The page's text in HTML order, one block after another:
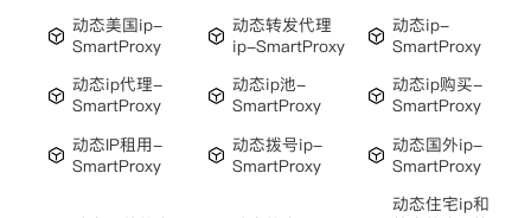
动态美国ip-
SmartProxy
动态转发代理
ip-SmartProxy
动态ip-
SmartProxy
动态ip代理-
SmartProxy
动态ip池-
SmartProxy
动态ip购买-
SmartProxy
动态IP租用-
SmartProxy
动态拨号ip-
SmartProxy
动态国外ip-
SmartProxy
动态住宅ip和